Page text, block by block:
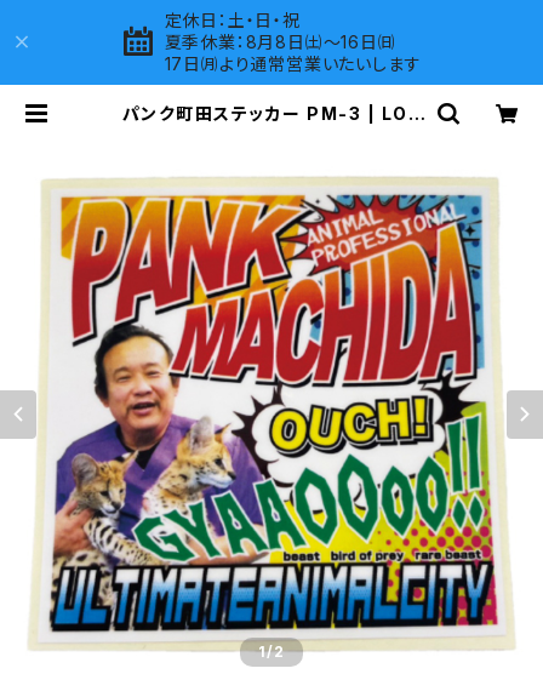
定休日：土・日・祝
夏季休業：8月8日㈯～16日㈰
17日㈪より通常営業いたいします
パンク町田ステッカー PM-3 | LOV
1/2